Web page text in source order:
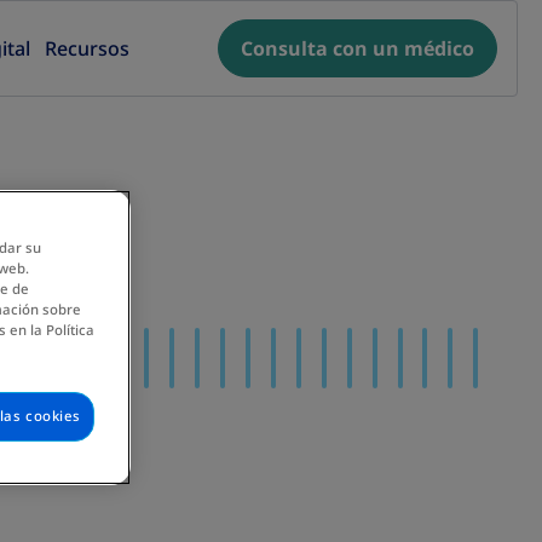
Recursos Consulta con un médico
su
de
sobre
en la Política
cookies